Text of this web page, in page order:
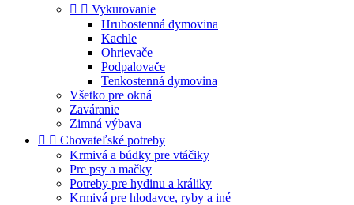
  Vykurovanie
Hrubostenná dymovina
Kachle
Ohrievače
Podpalovače
Tenkostenná dymovina
Všetko pre okná
Zaváranie
Zimná výbava
  Chovateľské potreby
Krmivá a búdky pre vtáčiky
Pre psy a mačky
Potreby pre hydinu a králiky
Krmivá pre hlodavce, ryby a iné